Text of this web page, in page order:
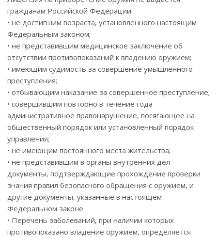
гражданам Российской Федерации:
• не достигшим возраста, установленного настоящим
Федеральным законом;
• не представившим медицинское заключение об
отсутствии противопоказаний к впадению оружием;
• имеющим судимость за совершение умышленного
преступления;
• отбывающим наказание за совершенное преступление;
• совершившим повторно в течение года
административное правонарушение, посягающее на
общественный порядок или установленный порядок
управления;
• не имеющим постоянного места жительства;
• не представившим в органы внутренних дел
документы, подтверждающие прохождение проверки
знания правил безопасного обращения с оружием, и
другие документы, указанные в настоящем
Федеральном законе.
• Перечень заболеваний, при наличии которых
противопоказано владение оружием, определяется